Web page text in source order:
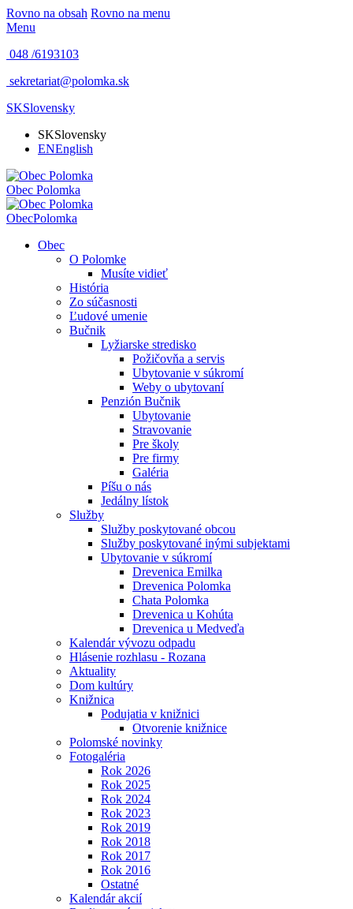
Rovno na obsah Rovno na menu
Menu
048 /6193103
sekretariat@polomka.sk
SKSlovensky
SKSlovensky
ENEnglish
Obec Polomka
ObecPolomka
Obec
O Polomke
Musíte vidieť
História
Zo súčasnosti
Ľudové umenie
Bučnik
Lyžiarske stredisko
Požičovňa a servis
Ubytovanie v súkromí
Weby o ubytovaní
Penzión Bučnik
Ubytovanie
Stravovanie
Pre školy
Pre firmy
Galéria
Píšu o nás
Jedálny lístok
Služby
Služby poskytované obcou
Služby poskytované inými subjektami
Ubytovanie v súkromí
Drevenica Emilka
Drevenica Polomka
Chata Polomka
Drevenica u Kohúta
Drevenica u Medveďa
Kalendár vývozu odpadu
Hlásenie rozhlasu - Rozana
Aktuality
Dom kultúry
Knižnica
Podujatia v knižnici
Otvorenie knižnice
Polomské novinky
Fotogaléria
Rok 2026
Rok 2025
Rok 2024
Rok 2023
Rok 2019
Rok 2018
Rok 2017
Rok 2016
Ostatné
Kalendár akcií